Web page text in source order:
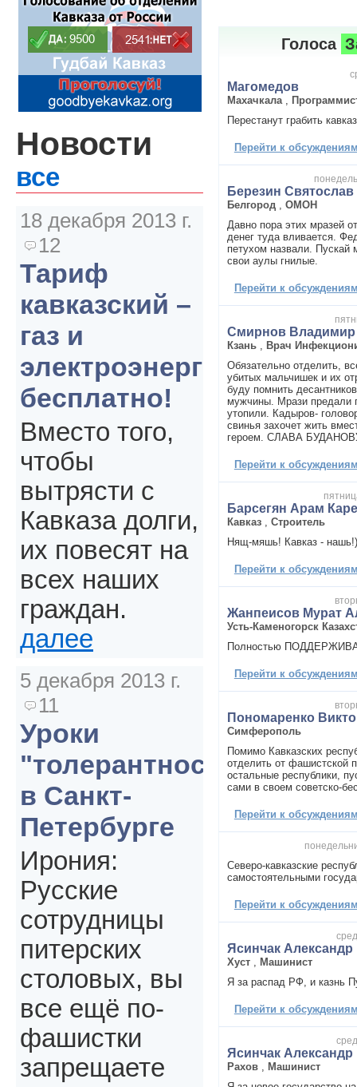
Голоса
Магомедов
Махачкала
Перестанут грабить
Перейти к
Березин Святослав
Белгород
ОМОН
Давно пора этих мразей
денег туда вливается.
петухом назвали. Пускай
свои аулы гнилые.
Перейти к
Смирнов Владимир
Кзань
Врач
Обязательно отделить,
убитых мальчишек и их
буду помнить
мужчины. Мрази предали
утопили. Кадыров-
свинья захочет жить
героем. СЛАВА
Перейти к
Барсегян Арам
Кавказ
Строитель
Нящ-мяшь! Кавказ - нашь!)
Перейти к
Жанпеисов Мурат
Усть-Каменогорск
Полностью
Перейти к
Пономаренко
Симферополь
Помимо Кавказских
отделить от фашистской
остальные республики,
сами в своем советско-
Перейти к
Северо-кавказские
самостоятельными
Перейти к
Ясинчак Александр
Хуст
Машинист
Я за распад РФ, и казнь
Перейти к
Ясинчак Александр
Рахов
Машинист
Новости
все
18 декабря 2013 г.
12
Тариф
кавказский –
газ и
электроэнергия
бесплатно!
Вместо того,
чтобы
вытрясти с
Кавказа долги,
их повесят на
всех наших
граждан.
далее
5 декабря 2013 г.
11
Уроки
"толерантности"
в Санкт-
Петербурге
Ирония:
Русские
сотрудницы
питерских
столовых, вы
все ещё по-
фашистки
запрещаете